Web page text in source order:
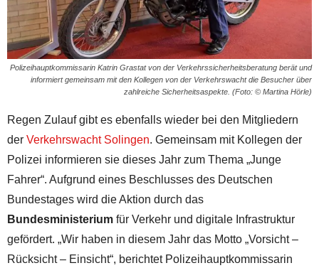
Polizeihauptkommissarin Katrin Grastat von der Verkehrssicherheitsberatung berät und
informiert gemeinsam mit den Kollegen von der Verkehrswacht die Besucher über
zahlreiche Sicherheitsaspekte. (Foto: © Martina Hörle)
Regen Zulauf gibt es ebenfalls wieder bei den Mitgliedern
der Verkehrswacht Solingen. Gemeinsam mit Kollegen der
Polizei informieren sie dieses Jahr zum Thema „Junge
Fahrer“. Aufgrund eines Beschlusses des Deutschen
Bundestages wird die Aktion durch das
Bundesministerium für Verkehr und digitale Infrastruktur
gefördert. „Wir haben in diesem Jahr das Motto „Vorsicht –
Rücksicht – Einsicht“, berichtet Polizeihauptkommissarin